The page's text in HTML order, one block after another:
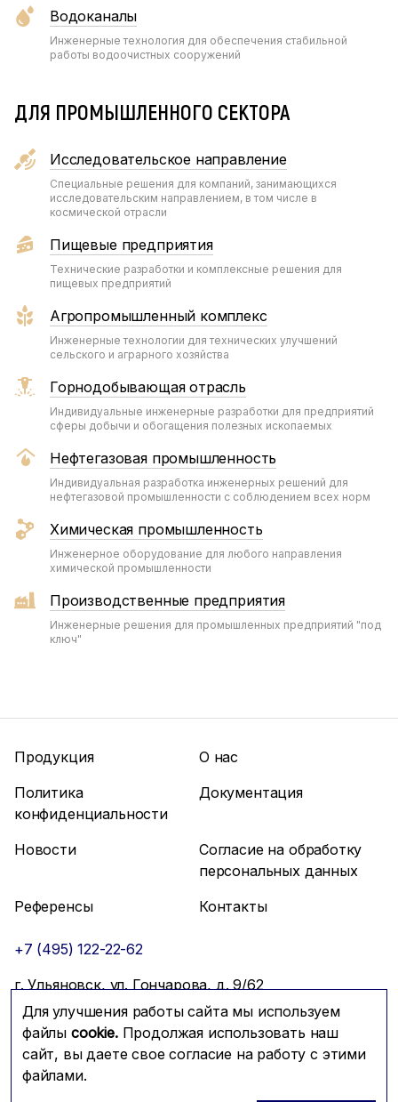
Водоканалы
Инженерные технология для обеспечения стабильной
работы водоочистных сооружений
ДЛЯ ПРОМЫШЛЕННОГО СЕКТОРА
Исследовательское направление
Специальные решения для компаний, занимающихся
исследовательским направлением, в том числе в
космической отрасли
Пищевые предприятия
Технические разработки и комплексные решения для
пищевых предприятий
Агропромышленный комплекс
Инженерные технологии для технических улучшений
сельского и аграрного хозяйства
Горнодобывающая отрасль
Индивидуальные инженерные разработки для предприятий
сферы добычи и обогащения полезных ископаемых
Нефтегазовая промышленность
Индивидуальная разработка инженерных решений для
нефтегазовой промышленности с соблюдением всех норм
Химическая промышленность
Инженерное оборудование для любого направления
химической промышленности
Производственные предприятия
Инженерные решения для промышленных предприятий "под
ключ"
Для улучшения работы сайта мы используем
файлы cookie.Продолжая использовать наш
сайт, вы даете свое согласие на работу с этими
файлами.
Продукция
О нас
Политика
конфиденциальности
Документация
Новости
Согласие на обработку
персональных данных
Референсы
Контакты
+7 (495) 122-22-62
г. Ульяновск, ул. Гончарова, д. 9/62
info@mfmc.ru
Связаться с нами